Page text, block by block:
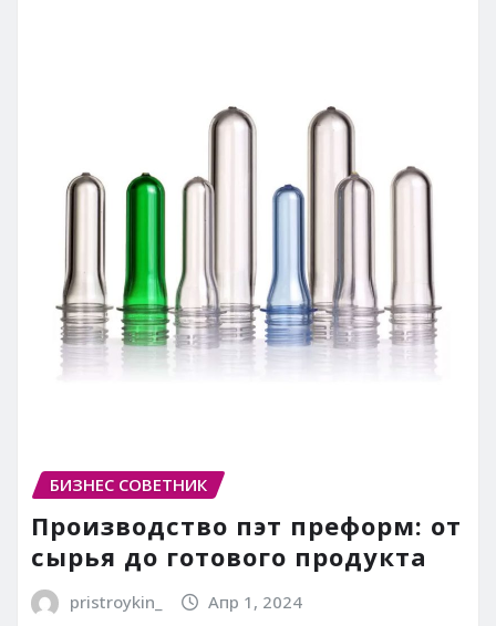
БИЗНЕС СОВЕТНИК
Производство пэт преформ: от
сырья до готового продукта
pristroykin_ Апр 1, 2024